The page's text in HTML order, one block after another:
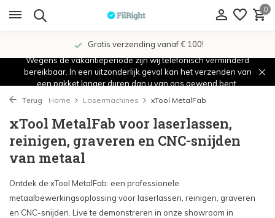
0
vanaf € 100!
Wegens de vakantieperiode zijn wij telefonisch verminderd
bereikbaar. In een uitzonderlijk geval kan het verzenden van
een pakket langer duren dan u van ons gewend bent.
Terug Home Lasermachines xTool MetalFab
xTool MetalFab voor laserlassen,
reinigen, graveren en CNC-snijden
van metaal
Ontdek de xTool MetalFab: een professionele
metaalbewerkingsoplossing voor laserlassen, reinigen, graveren
en CNC-snijden. Live te demonstreren in onze showroom in